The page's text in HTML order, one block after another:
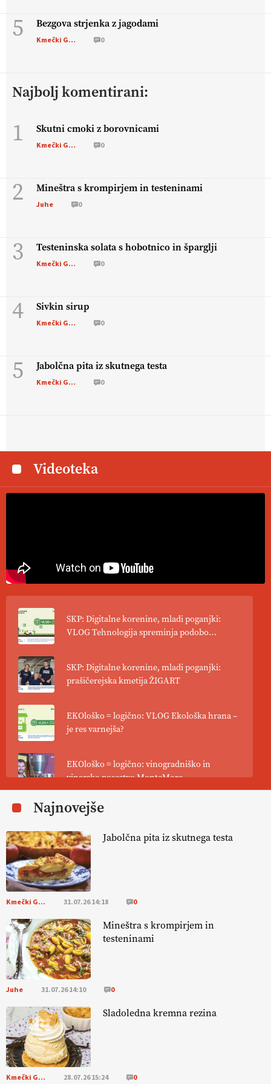
5 Bezgova strjenka z jagodami
Kmečki Glas 0
Najbolj komentirani:
1 Skutni cmoki z borovnicami
Kmečki Glas 0
2 Mineštra s krompirjem in testeninami
Juhe 0
3 Testeninska solata s hobotnico in šparglji
Kmečki Glas 0
4 Sivkin sirup
Kmečki Glas 0
5 Jabolčna pita iz skutnega testa
Kmečki Glas 0
Videoteka
SKP: Digitalne korenine, mladi poganjki:
VLOG Tehnologija spreminja podobo
SKP: Digitalne korenine, mladi poganjki:
prašičerejska kmetija ŽIGART
EKOloško = logično: VLOG Ekološka hrana –
je res varnejša?
EKOloško = logično: vinogradniško in
vinarsko posestvo MonteMoro
EKOloško = logično: ekološka kmetija
EKOloško = logično: ekološka kmetija
HOMAR
EKOloško = logično: VLOG Ekološko
kmetijstvo brez škropljenja?
EKOloško = logično: ekološka kmetija
ALTENBAHER
EKOloško = logično: ekološko oljarstvo
MORGAN
EKOloško = logično: ekološka kmetija
FREŠER
Najnovejše
Jabolčna pita iz skutnega testa
Kmečki Glas 31.07.26 14:18 0
Mineštra s krompirjem in
testeninami
Juhe 31.07.26 14:10 0
Sladoledna kremna rezina
Kmečki Glas 28.07.26 15:24 0